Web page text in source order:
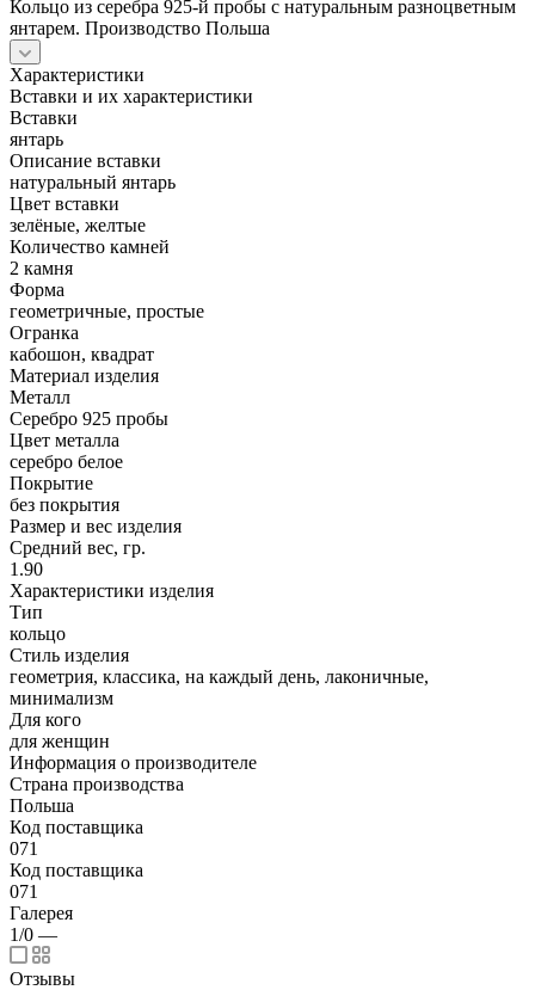
Кольцо из серебра 925-й пробы с натуральным разноцветным
янтарем. Производство Польша
Характеристики
Вставки и их характеристики
Вставки
янтарь
Описание вставки
натуральный янтарь
Цвет вставки
зелёные, желтые
Количество камней
2 камня
Форма
геометричные, простые
Огранка
кабошон, квадрат
Материал изделия
Металл
Серебро 925 пробы
Цвет металла
серебро белое
Покрытие
без покрытия
Размер и вес изделия
Средний вес, гр.
1.90
Характеристики изделия
Тип
кольцо
Стиль изделия
геометрия, классика, на каждый день, лаконичные,
минимализм
Для кого
для женщин
Информация о производителе
Страна производства
Польша
Код поставщика
071
Код поставщика
071
Галерея
1/0 —
Отзывы